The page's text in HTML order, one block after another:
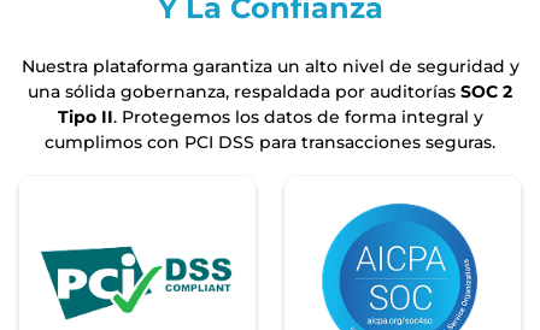
Y La Confianza
Nuestra plataforma garantiza un alto nivel de seguridad y
una sólida gobernanza, respaldada por auditorías SOC 2
Tipo II. Protegemos los datos de forma integral y
cumplimos con PCI DSS para transacciones seguras.